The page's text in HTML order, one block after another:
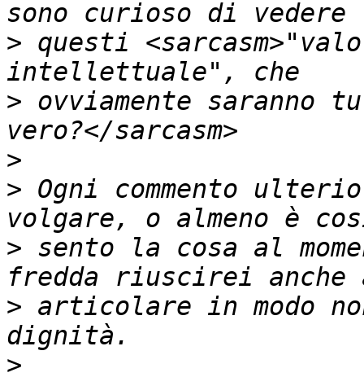
> questi
> ovviamente saranno
>
> Ogni commento
> sento la cosa al
> articolare in modo
>